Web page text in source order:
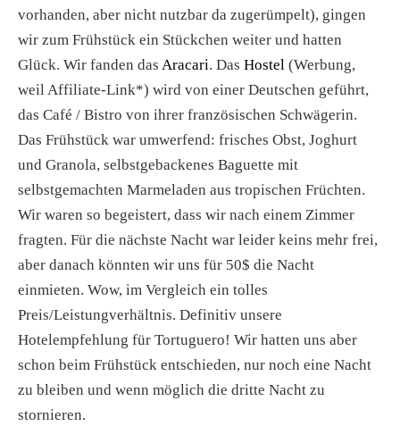
vorhanden, aber nicht nutzbar da zugerümpelt), gingen
wir zum Frühstück ein Stückchen weiter und hatten
Glück. Wir fanden das Aracari. Das Hostel (Werbung,
weil Affiliate-Link*) wird von einer Deutschen geführt,
das Café / Bistro von ihrer französischen Schwägerin.
Das Frühstück war umwerfend: frisches Obst, Joghurt
und Granola, selbstgebackenes Baguette mit
selbstgemachten Marmeladen aus tropischen Früchten.
Wir waren so begeistert, dass wir nach einem Zimmer
fragten. Für die nächste Nacht war leider keins mehr frei,
aber danach könnten wir uns für 50$ die Nacht
einmieten. Wow, im Vergleich ein tolles
Preis/Leistungverhältnis. Definitiv unsere
Hotelempfehlung für Tortuguero! Wir hatten uns aber
schon beim Frühstück entschieden, nur noch eine Nacht
zu bleiben und wenn möglich die dritte Nacht zu
stornieren.